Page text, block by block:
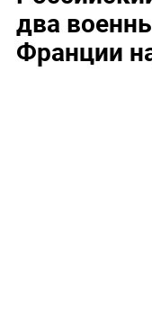
два
Франции